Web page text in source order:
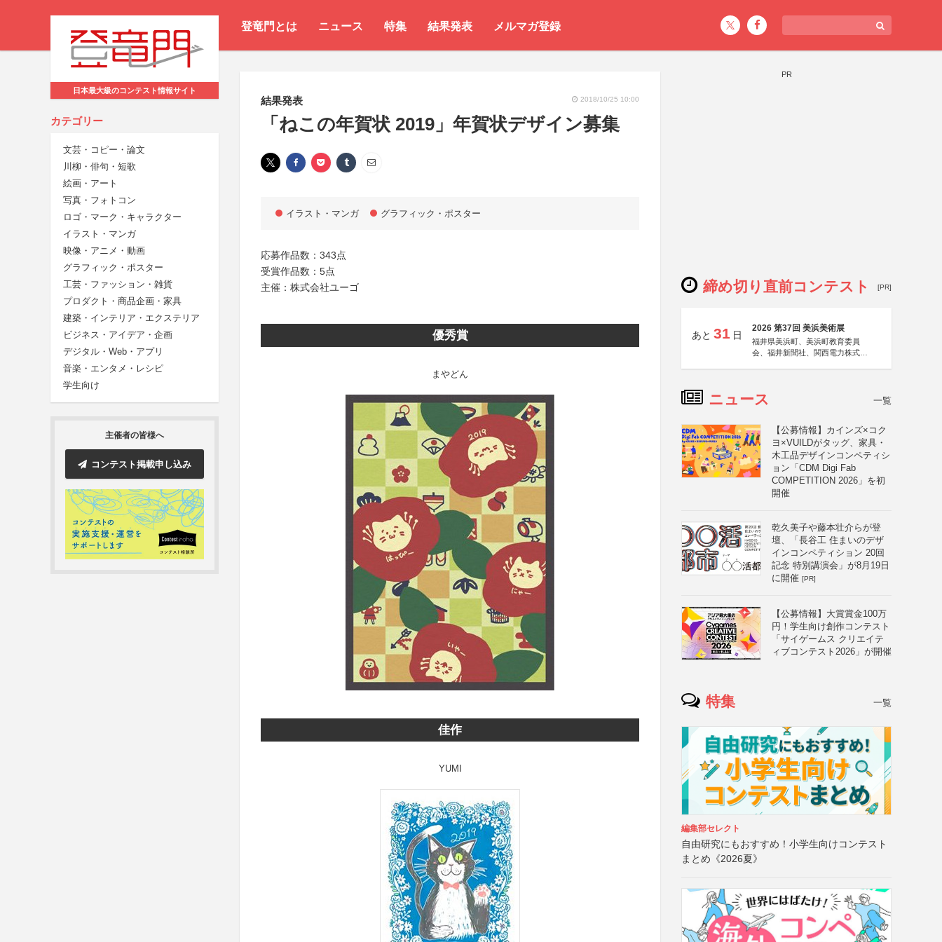
登竜門とは ニュース 特集 結果発表 メルマガ登録
日本最大級のコンテスト情報サイト
カテゴリー
文芸・コピー・論文
川柳・俳句・短歌
絵画・アート
写真・フォトコン
ロゴ・マーク・キャラクター
イラスト・マンガ
映像・アニメ・動画
グラフィック・ポスター
工芸・ファッション・雑貨
プロダクト・商品企画・家具
建築・インテリア・エクステリア
ビジネス・アイデア・企画
デジタル・Web・アプリ
音楽・エンタメ・レシピ
学生向け
主催者の皆様へ
コンテスト掲載申し込み
結果発表 2018/10/25 10:00
「ねこの年賀状 2019」年賀状デザイン募集
イラスト・マンガ グラフィック・ポスター
応募作品数：343点
受賞作品数：5点
主催：株式会社ユーゴ
優秀賞
まやどん
佳作
YUMI
PR
締め切り直前コンテスト [PR]
あと 31 日
2026 第37回 美浜美術展
福井県美浜町、美浜町教育委員
会、福井新聞社、関西電力株式会
ニュース 一覧
【公募情報】カインズ×コク
ヨ×VUILDがタッグ、家具・
木工品デザインコンペティシ
ョン「CDM Digi Fab
COMPETITION 2026」を初
開催
乾久美子や藤本壮介らが登
壇、「長谷工 住まいのデザ
インコンペティション 20回
記念 特別講演会」が8月19日
に開催 [PR]
【公募情報】大賞賞金100万
円！学生向け創作コンテスト
「サイゲームス クリエイテ
ィブコンテスト2026」が開催
特集 一覧
編集部セレクト
自由研究にもおすすめ！小学生向けコンテスト
まとめ《2026夏》